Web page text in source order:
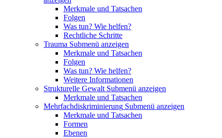
Merkmale und Tatsachen
Folgen
Was tun? Wie helfen?
Rechtliche Schritte
Trauma Submenü anzeigen
Merkmale und Tatsachen
Folgen
Was tun? Wie helfen?
Weitere Informationen
Strukturelle Gewalt Submenü anzeigen
Merkmale und Tatsachen
Mehrfachdiskriminierung Submenü anzeigen
Merkmale und Tatsachen
Formen
Ebenen